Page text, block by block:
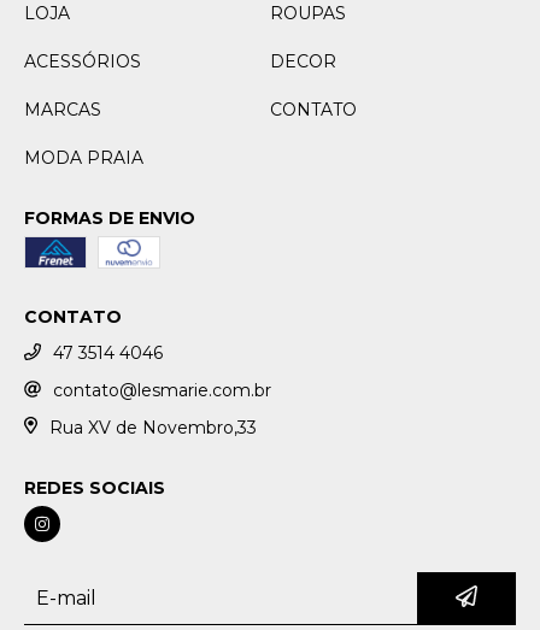
LOJA
ROUPAS
ACESSÓRIOS DECOR
MARCAS CONTATO
MODA PRAIA
FORMAS DE ENVIO
CONTATO
47 3514 4046
contato@lesmarie.com.br
Rua XV de Novembro,33
REDES SOCIAIS